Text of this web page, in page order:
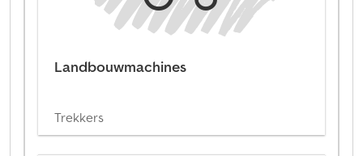
Landbouwmachines
Trekkers